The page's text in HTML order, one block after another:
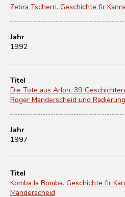
Zebra Tscherri. Geschichte fir
Jahr
1992
Titel
Die Tote aus Arlon. 39
Roger Manderscheid und
Jahr
1997
Titel
Komba la Bomba. Geschichte fir
Manderscheid